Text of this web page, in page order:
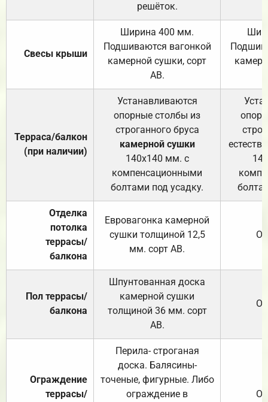
решёток.
Свесы крыши
Ширина 400 мм.
Подшиваются вагонкой
камерной сушки, сорт
АВ.
Терраса/балкон
(при наличии)
Устанавливаются
опорные столбы из
строганного бруса
камерной сушки
140х140 мм. с
компенсационными
болтами под усадку.
Отделка
потолка
террасы/
балкона
Евровагонка камерной
сушки толщиной 12,5
мм. сорт АВ.
Пол террасы/
балкона
Шпунтованная доска
камерной сушки
толщиной 36 мм. сорт
АВ.
Ограждение
террасы/
Перила- строганая
доска. Балясины-
точеные, фигурные. Либо
ограждение в